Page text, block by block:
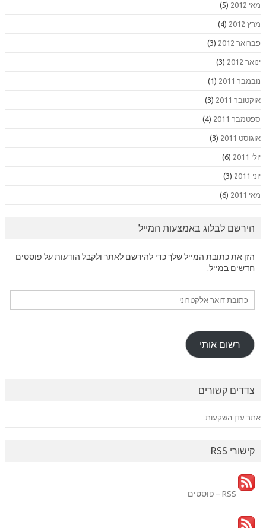
מאי 2012 (5)
מרץ 2012 (4)
פברואר 2012 (3)
ינואר 2012 (3)
נובמבר 2011 (1)
אוקטובר 2011 (3)
ספטמבר 2011 (4)
אוגוסט 2011 (3)
יולי 2011 (6)
יוני 2011 (3)
מאי 2011 (6)
הירשם לבלוג באמצעות המייל
הזן את כתובת המייל שלך כדי להירשם לאתר ולקבל הודעות על פוסטים
חדשים במייל.
רשום אותי
צדדים קשורים
אתר עדן השקעות
קישורי RSS
RSS – פוסטים